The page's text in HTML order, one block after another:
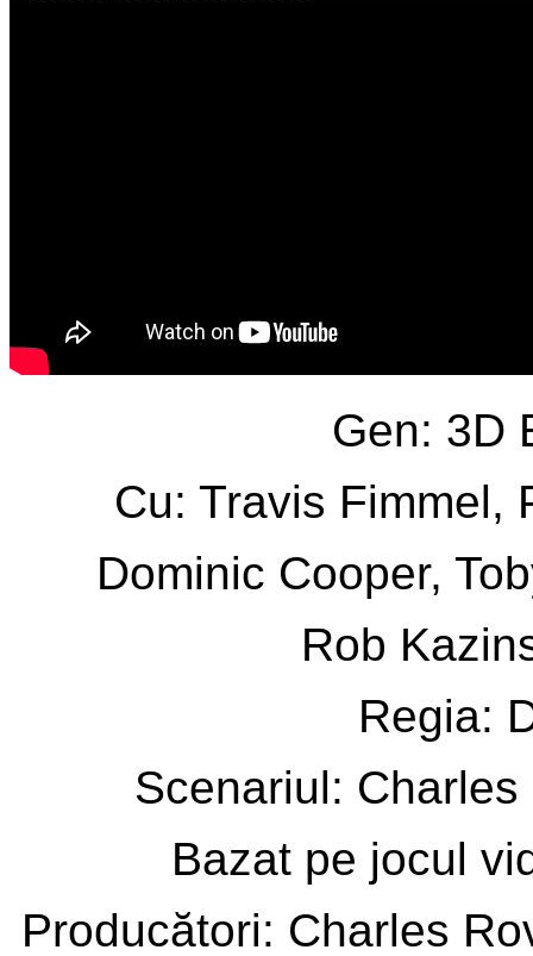
Gen: 3D
Cu: Travis Fimmel,
Dominic Cooper,
Rob
Regia:
Scenariul:
Bazat pe jocul
Producători: Charles